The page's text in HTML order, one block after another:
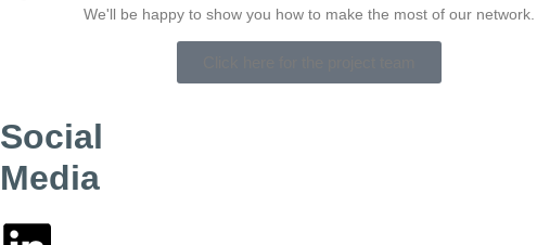
We'll be happy to show you how to make the most of our network.
Social
Media